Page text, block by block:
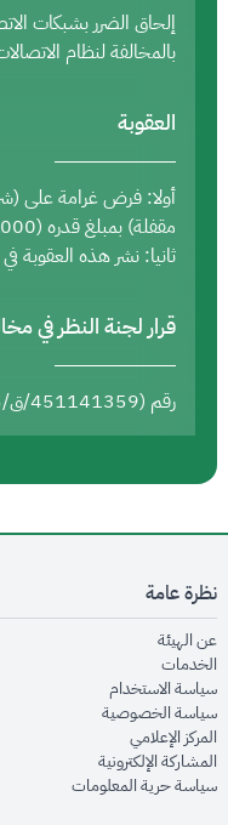
إلحاق الضرر بشبكات
بالمخالفة لنظام
العقوبة
أولا: فرض غرامة على
مقفلة) بمبلغ قدره (40,000) ريال سعودي.
ثانيا: نشر هذه العقوبة في
قرار لجنة النظر في
رقم (451141359/ق/1445هـ) وتاريخ (24/12/1445هـ)
نظرة عامة
عن الهيئةopens in new window
الخدماتopens in new window
سياسة الاستخدام
سياسة الخصوصيةnew window
المركز الإعلاميin new window
المشاركة الإلكترونيةnew window
سياسة حرية المعلوماتwindow